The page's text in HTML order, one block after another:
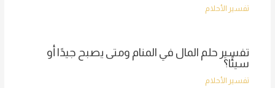
تفسير الأحلام
تفسير حلم المال في المنام ومتى يصبح جيدًا أو
سيئًا؟
تفسير الأحلام